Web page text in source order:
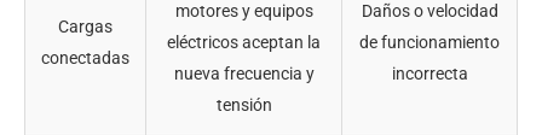
Cargas
conectadas
motores y equipos
eléctricos aceptan la
nueva frecuencia y
tensión
Daños o velocidad
de funcionamiento
incorrecta